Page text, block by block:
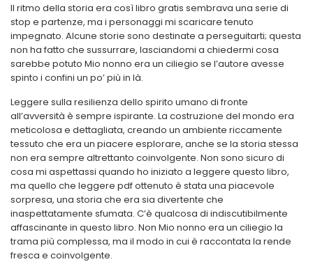
Il ritmo della storia era così libro gratis sembrava una serie di
stop e partenze, ma i personaggi mi scaricare tenuto
impegnato. Alcune storie sono destinate a perseguitarti; questa
non ha fatto che sussurrare, lasciandomi a chiedermi cosa
sarebbe potuto Mio nonno era un ciliegio se l’autore avesse
spinto i confini un po’ più in là.
Leggere sulla resilienza dello spirito umano di fronte
all’avversità è sempre ispirante. La costruzione del mondo era
meticolosa e dettagliata, creando un ambiente riccamente
tessuto che era un piacere esplorare, anche se la storia stessa
non era sempre altrettanto coinvolgente. Non sono sicuro di
cosa mi aspettassi quando ho iniziato a leggere questo libro,
ma quello che leggere pdf ottenuto è stata una piacevole
sorpresa, una storia che era sia divertente che
inaspettatamente sfumata. C’è qualcosa di indiscutibilmente
affascinante in questo libro. Non Mio nonno era un ciliegio la
trama più complessa, ma il modo in cui è raccontata la rende
fresca e coinvolgente.